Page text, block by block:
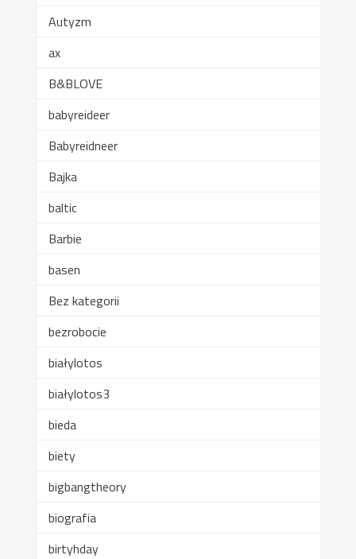
Autyzm
ax
B&BLOVE
babyreideer
Babyreidneer
Bajka
baltic
Barbie
basen
Bez kategorii
bezrobocie
białylotos
białylotos3
bieda
biety
bigbangtheory
biografia
birtyhday